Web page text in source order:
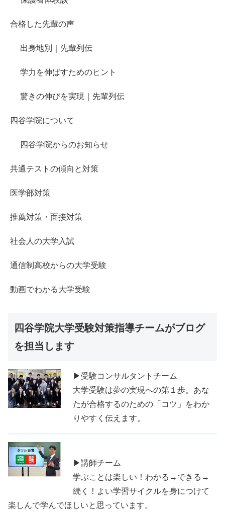
合格した先輩の声
出身地別｜先輩列伝
学力を伸ばすためのヒント
驚きの伸びを実現｜先輩列伝
四谷学院について
四谷学院からのお知らせ
共通テストの傾向と対策
医学部対策
推薦対策・面接対策
社会人の大学入試
通信制高校からの大学受験
動画でわかる大学受験
四谷学院大学受験対策指導チームがブログ
を担当します
▶受験コンサルタントチーム
大学受験は夢の実現への第１歩。あな
たが合格するのための「コツ」をわか
りやすく伝えます。
▶講師チーム
学ぶことは楽しい！わかる→できる→
続く！よい学習サイクルを身につけて
楽しんで学んでほしいと思っています。